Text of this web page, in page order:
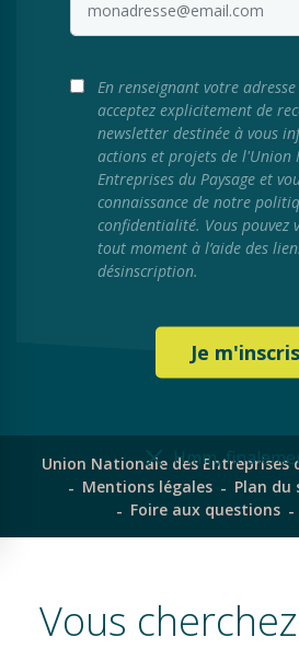
En renseignant votre
acceptez explicitement de
newsletter destinée à vous
actions et projets de l'Union
Entreprises du Paysage et
connaissance de notre
confidentialité. Vous pouvez
tout moment à l’aide des
désinscription.
Union Nationale des Entreprises
Mentions légales
Plan du
Foire aux questions
Vous
Hmm,